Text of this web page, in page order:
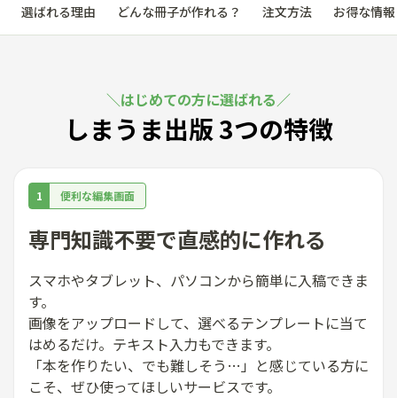
選ばれる理由
どんな冊子が作れる？ 注文方法 お得な情報
はじめての方に選ばれる
しまうま出版 3つの特徴
1 便利な編集画面
専門知識不要で直感的に作れる
スマホやタブレット、パソコンから簡単に入稿できま
す。
画像をアップロードして、選べるテンプレートに当て
はめるだけ。テキスト入力もできます。
「本を作りたい、でも難しそう…」と感じている方に
こそ、ぜひ使ってほしいサービスです。